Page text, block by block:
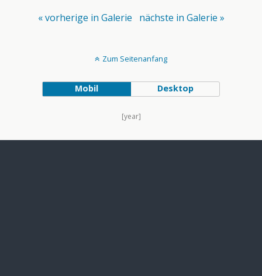
« vorherige in Galerie nächste in Galerie »
Zum Seitenanfang
Mobil Desktop
[year]